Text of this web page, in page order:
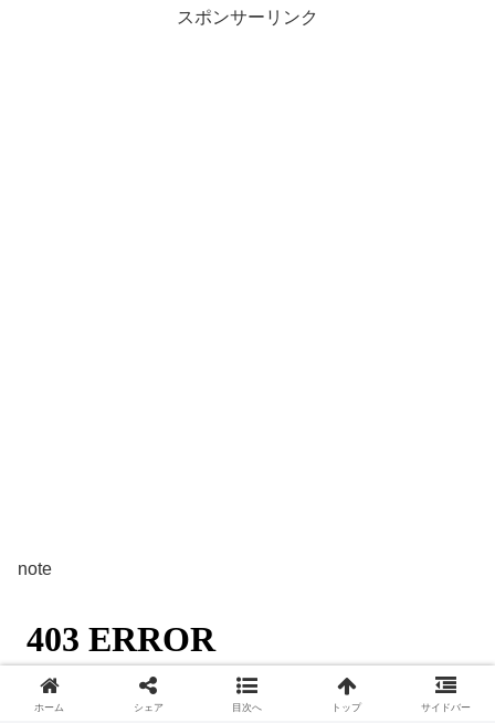
スポンサーリンク
note
ホーム シェア 目次へ トップ サイドバー